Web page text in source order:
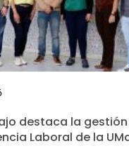
destaca la
Laboral de la